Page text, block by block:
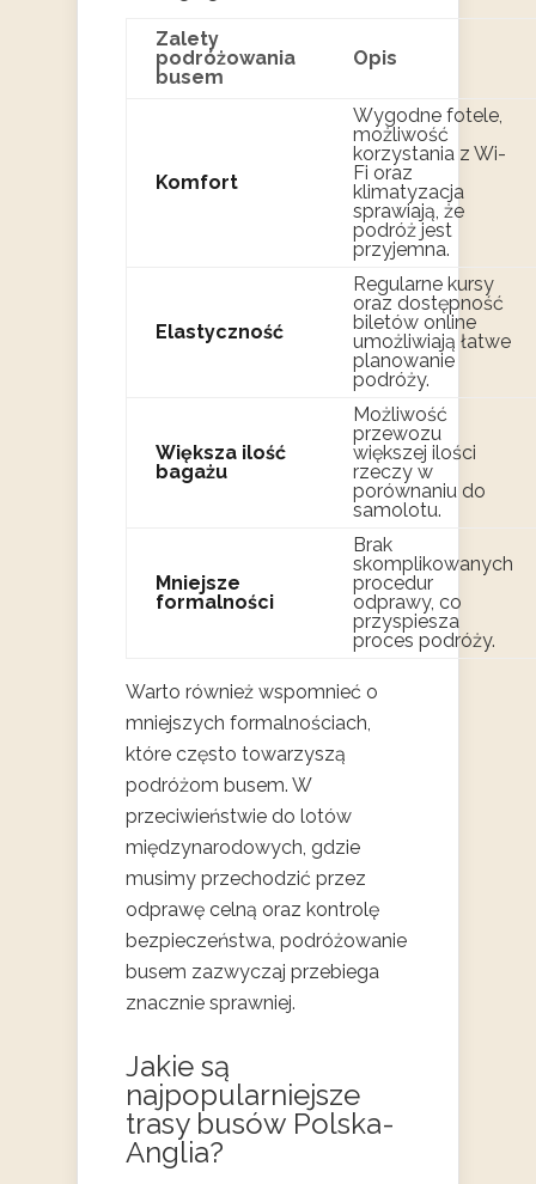
Zalety
podróżowania
busem
Opis
Komfort
Wygodne fotele,
możliwość
korzystania z Wi-
Fi oraz
klimatyzacja
sprawiają, że
podróż jest
przyjemna.
Elastyczność
Regularne kursy
oraz dostępność
biletów online
umożliwiają łatwe
planowanie
podróży.
Większa ilość
bagażu
Możliwość
przewozu
większej ilości
rzeczy w
porównaniu do
samolotu.
Mniejsze
formalności
Brak
skomplikowanych
procedur
odprawy, co
przyspiesza
proces podróży.
Warto również wspomnieć o
mniejszych formalnościach,
które często towarzyszą
podróżom busem. W
przeciwieństwie do lotów
międzynarodowych, gdzie
musimy przechodzić przez
odprawę celną oraz kontrolę
bezpieczeństwa, podróżowanie
busem zazwyczaj przebiega
znacznie sprawniej.
Jakie są
najpopularniejsze
trasy busów Polska-
Anglia?